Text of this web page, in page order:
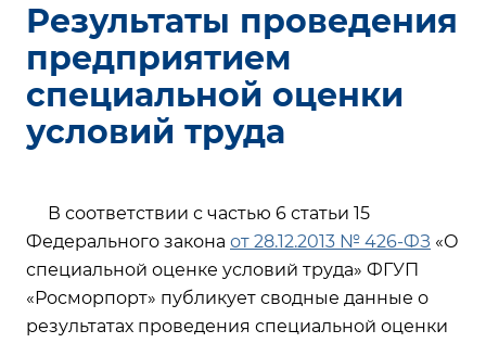
Результаты проведения
предприятием
специальной оценки
условий труда
В соответствии с частью 6 статьи 15
Федерального закона от 28.12.2013 № 426-ФЗ «О
специальной оценке условий труда» ФГУП
«Росморпорт» публикует сводные данные о
результатах проведения специальной оценки